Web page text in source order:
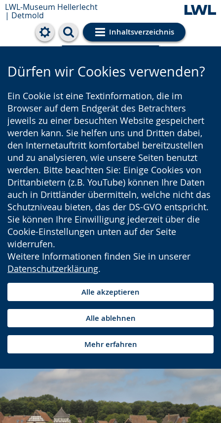
LWL-Museum Hellerlecht
| Detmold
Inhaltsverzeichnis
Cookie-Einstellungen
Dürfen wir Cookies verwenden?
Ein Cookie ist eine Textinformation, die im
Browser auf dem Endgerät des Betrachters
jeweils zu einer besuchten Website gespeichert
werden kann. Sie helfen uns und Dritten dabei,
den Internetauftritt komfortabel bereitzustellen
und zu analysieren, wie unsere Seiten benutzt
werden. Bitte beachten Sie: Einige Cookies von
Drittanbietern (z.B. YouTube) können Ihre Daten
auch in Drittländer übermitteln, welche nicht das
Schutzniveau bieten, das der DS-GVO entspricht.
Sie können Ihre Einwilligung jederzeit über die
Cookie-Einstellungen unten auf der Seite
widerrufen.
Weitere Informationen finden Sie in unserer
Datenschutzerklärung.
Alle akzeptieren
Alle ablehnen
Mehr erfahren